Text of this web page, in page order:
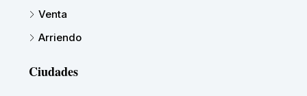
Venta
Arriendo
Ciudades